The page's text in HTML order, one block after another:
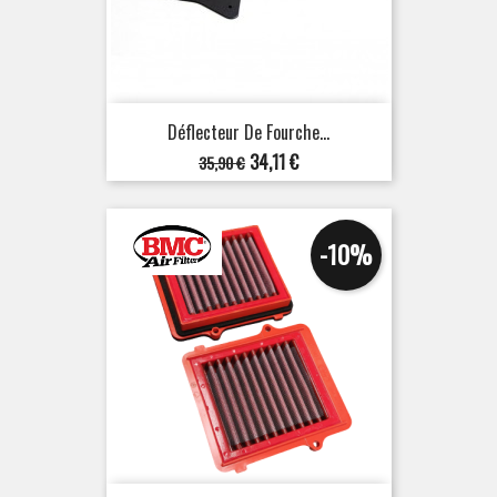
Déflecteur De Fourche...
Prix
de
base
35,90 € Prix
34,11 €
-10%